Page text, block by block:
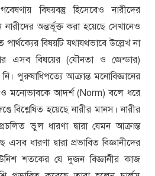
বিষয়বস্তু হিসেবেও নারীদের
নারীদের অন্তর্ভূক্ত করা হয়েছে সেখানেও
বিষয়টি যথাযথভাবে উল্লেখ না
এসব বিষয়ের (যৌনতা ও জেন্ডার)
পুরুষাধিপত্যে আক্রান্ত মনোবিজ্ঞানের
মনোভাবকে আদর্শ (Norm) বলে ধরে
বিশ্লেষিত হয়েছে নারীর মানস। নারীর
ভুল ধারণা দ্বারা যেমন আক্রান্ত
ধারণা দ্বারা প্রভাবিত বিজ্ঞানীদের
উনিশ শতকের যে দুজন বিজ্ঞানীর কাজ